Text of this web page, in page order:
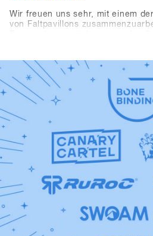
Wir freuen uns sehr, mit einem
von Faltpavillons
der Eingangsbereich zur
neuen SHOPS 1st TRY
Zelte am SHOPS 1st TRY
https://www.ecotent-